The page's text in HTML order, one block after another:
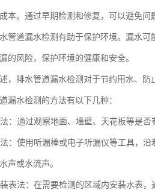
本。通过早期检测和修复，可以避免问
管道漏水检测有助于保护环境。漏水
的风险，保护环境的健康和安全。
，排水管道漏水检测对于节约用水、防
漏水检测的方法有以下几种：
：通过观察地面、墙壁、天花板等是
：使用听漏棒或电子听漏仪等工具，
声或水流声。
表法：在需要检测的区域内安装水表